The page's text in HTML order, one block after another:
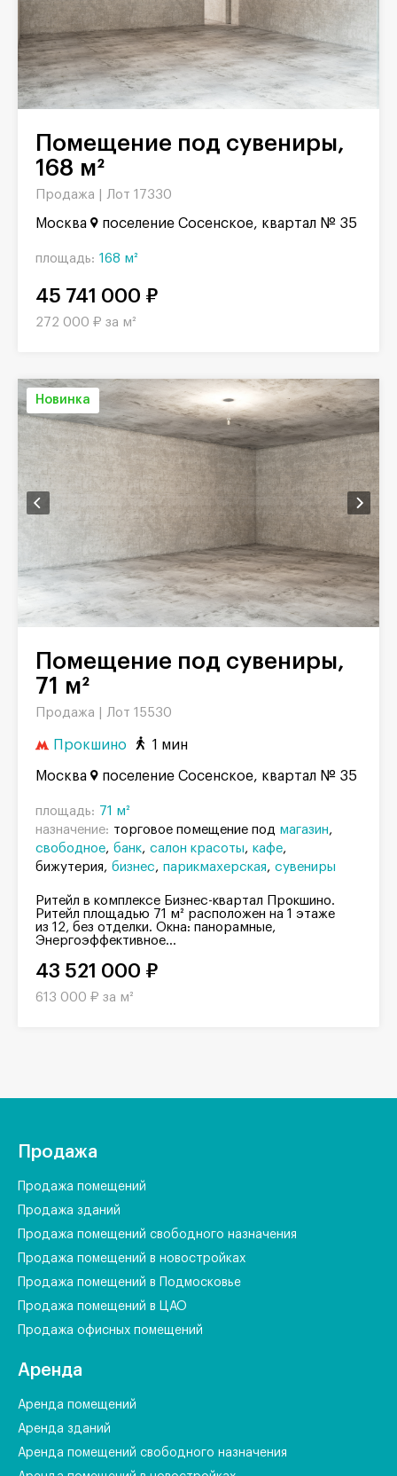
Помещение под сувениры,
168 м²
Продажа | Лот 17330
Москва поселение Сосенское, квартал № 35
площадь: 168 м²
45 741 000 ₽
272 000 ₽ за м²
Новинка
Помещение под сувениры,
71 м²
Продажа | Лот 15530
Прокшино 1 мин
Москва поселение Сосенское, квартал № 35
площадь: 71 м²
назначение: торговое помещение под магазин
свободное банк салон красоты
кафе
бижутерия
бизнес парикмахерская сувениры
Ритейл в комплексе Бизнес-квартал Прокшино.
Ритейл площадью 71 м² расположен на 1 этаже
из 12, без отделки. Окна: панорамные,
Энергоэффективное...
43 521 000 ₽
613 000 ₽ за м²
Продажа
Продажа помещений
Продажа зданий
Продажа помещений свободного назначения
Продажа помещений в новостройках
Продажа помещений в Подмосковье
Продажа помещений в ЦАО
Продажа офисных помещений
Аренда
Аренда помещений
Аренда зданий
Аренда помещений свободного назначения